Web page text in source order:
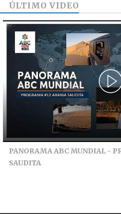
ÚLTIMO VIDEO
PANORAMA ABC MUNDIAL -
SAUDITA